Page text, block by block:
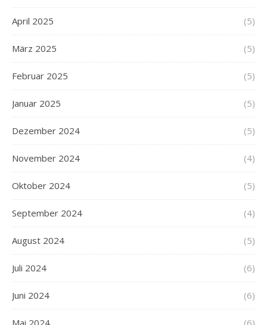
April 2025 (5)
März 2025 (5)
Februar 2025 (5)
Januar 2025 (5)
Dezember 2024 (5)
November 2024 (4)
Oktober 2024 (5)
September 2024 (4)
August 2024 (5)
Juli 2024 (6)
Juni 2024 (6)
Mai 2024 (6)